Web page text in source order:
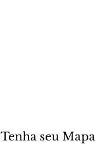
Tenha seu